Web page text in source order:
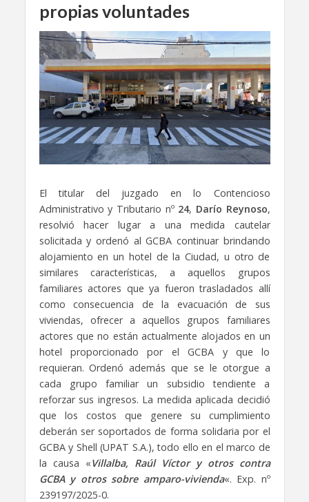
propias voluntades
El titular del juzgado en lo Contencioso
Administrativo y Tributario nº 24, Darío Reynoso,
resolvió hacer lugar a una medida cautelar
solicitada y ordenó al GCBA continuar brindando
alojamiento en un hotel de la Ciudad, u otro de
similares características, a aquellos grupos
familiares actores que ya fueron trasladados allí
como consecuencia de la evacuación de sus
viviendas, ofrecer a aquellos grupos familiares
actores que no están actualmente alojados en un
hotel proporcionado por el GCBA y que lo
requieran. Ordenó además que se le otorgue a
cada grupo familiar un subsidio tendiente a
reforzar sus ingresos. La medida aplicada decidió
que los costos que genere su cumplimiento
deberán ser soportados de forma solidaria por el
GCBA y Shell (UPAT S.A.), todo ello en el marco de
la causa «Villalba, Raúl Víctor y otros contra
GCBA y otros sobre amparo-vivienda«. Exp. nº
239197/2025-0.